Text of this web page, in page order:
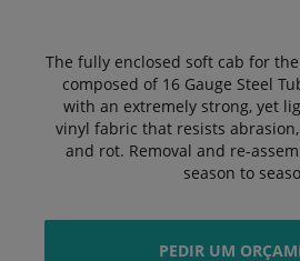
The fully enclosed soft cab for the
composed of 16 Gauge Steel
with an extremely strong, yet
vinyl fabric that resists
and rot. Removal and re-
season to
PEDIR UM